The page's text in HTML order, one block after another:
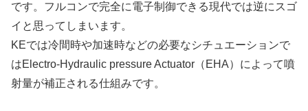
です。フルコンで完全に電子制御できる現代では逆にスゴ
イと思ってしまいます。
KEでは冷間時や加速時などの必要なシチュエーションで
はElectro-Hydraulic pressure Actuator（EHA）によって噴
射量が補正される仕組みです。